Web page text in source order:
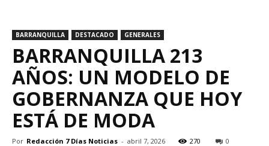
BARRANQUILLA DESTACADO GENERALES
BARRANQUILLA 213
AÑOS: UN MODELO DE
GOBERNANZA QUE HOY
ESTÁ DE MODA
Por Redacción 7 Días Noticias - abril 7, 2026 270 0